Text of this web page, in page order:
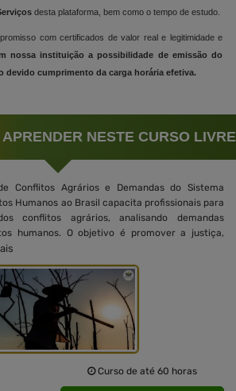
desta plataforma, bem como o tempo de estudo.
com certificados de valor real e legitimidade e
nossa instituição a possibilidade de emissão do
devido cumprimento da carga horária efetiva.
NESTE CURSO LIVRE
Conflitos Agrários e Demandas do Sistema
Humanos ao Brasil capacita profissionais para
conflitos agrários, analisando demandas
humanos. O objetivo é promover a justiça,
Curso de até 60 horas